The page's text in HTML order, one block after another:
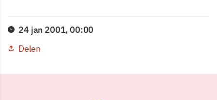
24 jan 2001, 00:00
Delen